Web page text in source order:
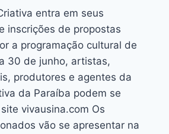
entra em seus
inscrições de propostas
a programação cultural de
30 de junho, artistas,
produtores e agentes da
da Paraíba podem se
vivausina.com Os
vão se apresentar na